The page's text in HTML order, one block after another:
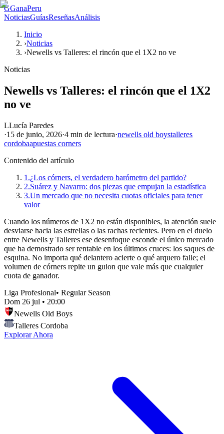
GGanaPeru
NoticiasGuíasReseñasAnálisis
Inicio
›Noticias
›Newells vs Talleres: el rincón que el 1X2 no ve
Noticias
Newells vs Talleres: el rincón que el 1X2
no ve
LLucía Paredes
·15 de junio, 2026·4 min de lectura·newells old boystalleres
cordobaapuestas corners
Contenido del artículo
1.¿Los córners, el verdadero barómetro del partido?
2.Suárez y Navarro: dos piezas que empujan la estadística
3.Un mercado que no necesita cuotas oficiales para tener
valor
Cuando los números de 1X2 no están disponibles, la atención suele
desviarse hacia las estrellas o las rachas recientes. Pero en el duelo
entre Newells y Talleres ese desenfoque esconde el único mercado
que ha demostrado ser rentable en los últimos cruces: los saques de
esquina. No importa qué delantero acierte o qué arquero falle; el
volumen de córners repite un guion que vale más que cualquier
cuota de ganador.
Liga Profesional• Regular Season
Dom 26 jul • 20:00
Newells Old Boys
Talleres Cordoba
Explorar Ahora